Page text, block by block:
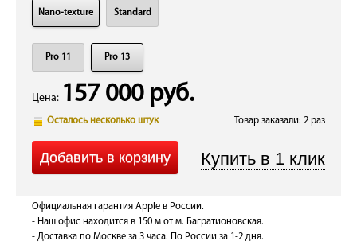
Nano-texture Standard
Pro 11 Pro 13
Цена: 157 000 руб.
Осталось несколько штук Товар заказали: 2 раз
Официальная гарантия Apple в России.
- Наш офис находится в 150 м от м. Багратионовская.
- Доставка по Москве за 3 часа. По России за 1-2 дня.